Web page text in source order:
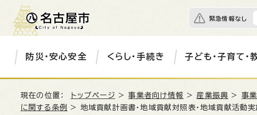
緊急情報なし
防災・安心安全 くらし・手続き 子ども・子育て・
現在の位置： トップページ >事業者向け情報 > 産業振興 > 事
に関する条例
> 地域貢献計画書・地域貢献対照表・地域貢献活動